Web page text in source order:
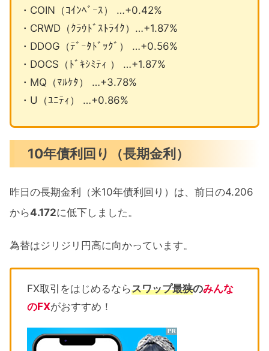
・COIN（ｺｲﾝﾍﾞｰｽ） …+0.42%
・CRWD（ｸﾗｳﾄﾞｽﾄﾗｲｸ）…+1.87%
・DDOG（ﾃﾞｰﾀﾄﾞｯｸﾞ） …+0.56%
・DOCS（ﾄﾞｷｼﾐﾃｨ ） …+1.87%
・MQ（ﾏﾙｹﾀ） …+3.78%
・U（ﾕﾆﾃｨ） …+0.86%
10年債利回り（長期金利）
昨日の長期金利（米10年債利回り）は、前日の4.206
から4.172に低下しました。
為替はジリジリ円高に向かっています。
FX取引をはじめるならスワップ最狭のみんな
のFXがおすすめ！